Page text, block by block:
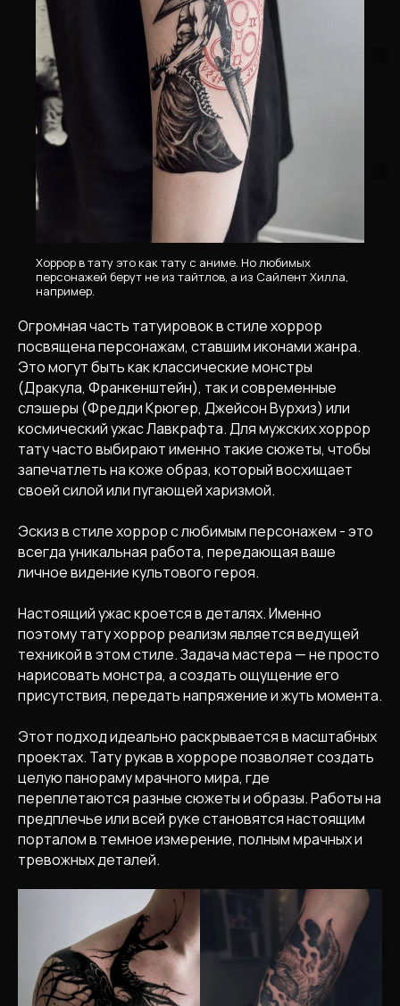
Хоррор в тату это как тату с аниме. Но любимых
персонажей берут не из тайтлов, а из Сайлент Хилла,
например.
Огромная часть татуировок в стиле хоррор
посвящена персонажам, ставшим иконами жанра.
Это могут быть как классические монстры
(Дракула, Франкенштейн), так и современные
слэшеры (Фредди Крюгер, Джейсон Вурхиз) или
космический ужас Лавкрафта. Для мужских хоррор
тату часто выбирают именно такие сюжеты, чтобы
запечатлеть на коже образ, который восхищает
своей силой или пугающей харизмой.
Эскиз в стиле хоррор с любимым персонажем - это
всегда уникальная работа, передающая ваше
личное видение культового героя.
Настоящий ужас кроется в деталях. Именно
поэтому тату хоррор реализм является ведущей
техникой в этом стиле. Задача мастера — не просто
нарисовать монстра, а создать ощущение его
присутствия, передать напряжение и жуть момента.
Этот подход идеально раскрывается в масштабных
проектах. Тату рукав в хорроре позволяет создать
целую панораму мрачного мира, где
переплетаются разные сюжеты и образы. Работы на
предплечье или всей руке становятся настоящим
порталом в темное измерение, полным мрачных и
тревожных деталей.